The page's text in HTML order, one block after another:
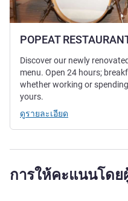
POPEAT
Discover our newly
menu. Open 24 hours;
whether working or
yours.
ดูรายละเอียด
การให้คะแนนโดย